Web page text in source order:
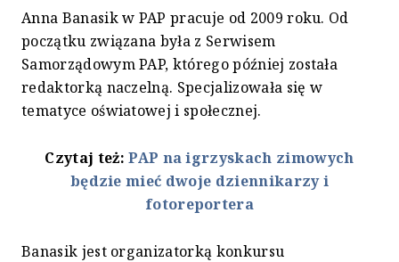
Anna Banasik w PAP pracuje od 2009 roku. Od
początku związana była z Serwisem
Samorządowym PAP, którego później została
redaktorką naczelną. Specjalizowała się w
tematyce oświatowej i społecznej.
Czytaj też:PAP na igrzyskach zimowych
będzie mieć dwoje dziennikarzy i
fotoreportera
Banasik jest organizatorką konkursu